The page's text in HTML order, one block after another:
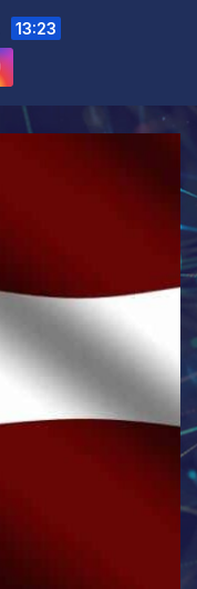
13:23